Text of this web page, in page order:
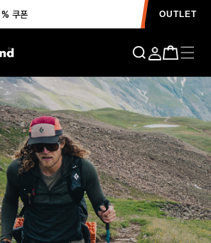
쿠폰 OUTLET